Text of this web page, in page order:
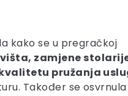
kako se u pregračkoj
zamjene
pružanja
Također se